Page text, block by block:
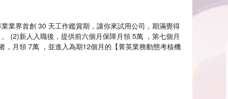
業界首創 30 天工作鑑賞期，讓你來試用公司，期滿覺得
(2)新人入職後，提供前六個月保障月領 5萬 ，第七個月
月領 7萬 ，並進入為期12個月的【菁英業務動態考核機